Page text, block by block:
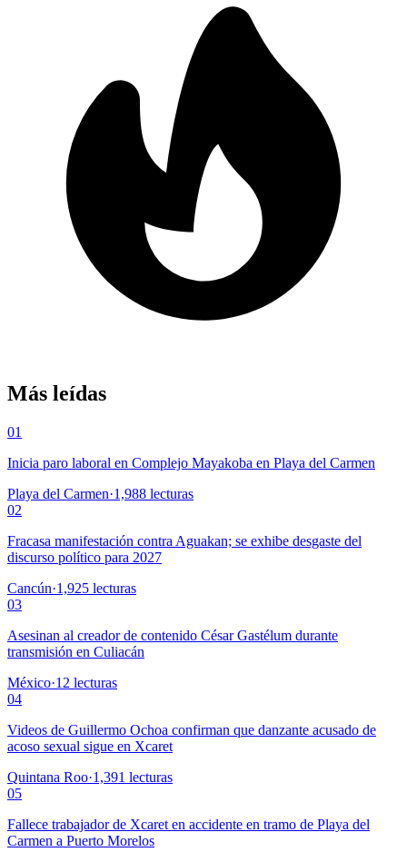
Más leídas
01
Inicia paro laboral en Complejo Mayakoba en Playa del Carmen
Playa del Carmen·1,988 lecturas
02
Fracasa manifestación contra Aguakan; se exhibe desgaste del
discurso político para 2027
Cancún·1,925 lecturas
03
Asesinan al creador de contenido César Gastélum durante
transmisión en Culiacán
México·12 lecturas
04
Videos de Guillermo Ochoa confirman que danzante acusado de
acoso sexual sigue en Xcaret
Quintana Roo·1,391 lecturas
05
Fallece trabajador de Xcaret en accidente en tramo de Playa del
Carmen a Puerto Morelos